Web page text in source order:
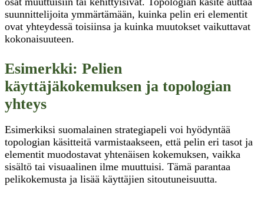
suunnittelijoita ymmärtämään, kuinka pelin eri elementit
ovat yhteydessä toisiinsa ja kuinka muutokset vaikuttavat
kokonaisuuteen.
Esimerkki: Pelien
käyttäjäkokemuksen ja topologian
yhteys
Esimerkiksi suomalainen strategiapeli voi hyödyntää
topologian käsitteitä varmistaakseen, että pelin eri tasot ja
elementit muodostavat yhtenäisen kokemuksen, vaikka
sisältö tai visuaalinen ilme muuttuisi. Tämä parantaa
pelikokemusta ja lisää käyttäjien sitoutuneisuutta.